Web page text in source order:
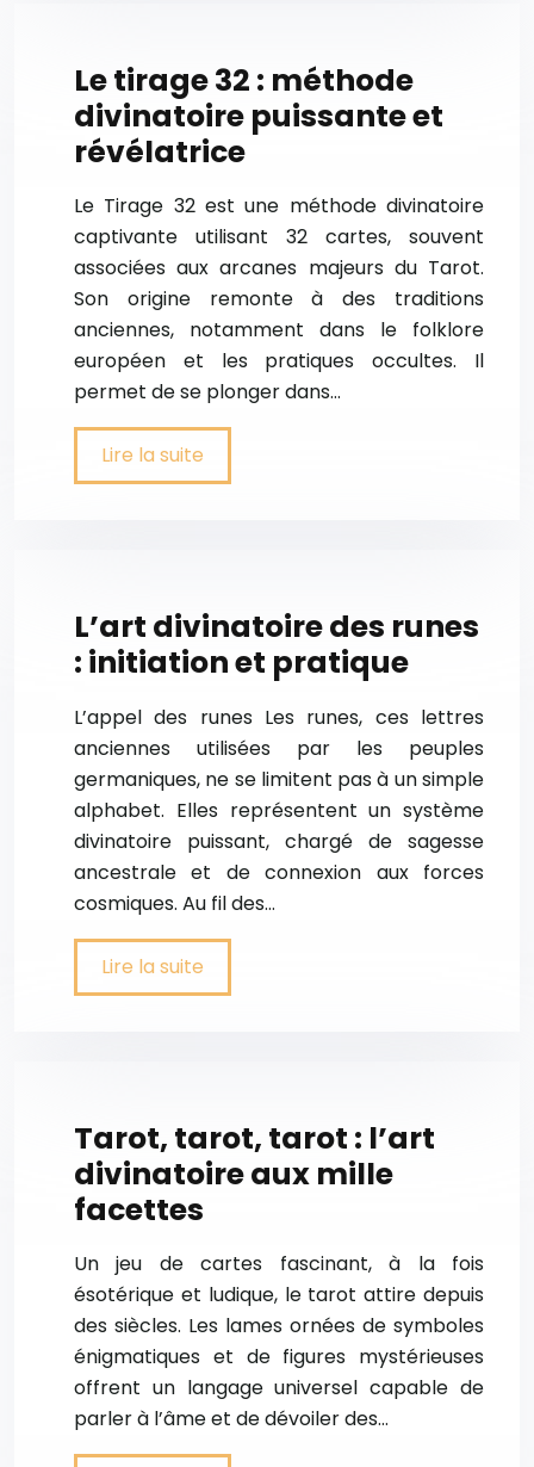
Le tirage 32 : méthode
divinatoire puissante et
révélatrice
Le Tirage 32 est une méthode divinatoire
captivante utilisant 32 cartes, souvent
associées aux arcanes majeurs du Tarot.
Son origine remonte à des traditions
anciennes, notamment dans le folklore
européen et les pratiques occultes. Il
permet de se plonger dans…
Lire la suite
L’art divinatoire des runes
: initiation et pratique
L’appel des runes Les runes, ces lettres
anciennes utilisées par les peuples
germaniques, ne se limitent pas à un simple
alphabet. Elles représentent un système
divinatoire puissant, chargé de sagesse
ancestrale et de connexion aux forces
cosmiques. Au fil des…
Lire la suite
Tarot, tarot, tarot : l’art
divinatoire aux mille
facettes
Un jeu de cartes fascinant, à la fois
ésotérique et ludique, le tarot attire depuis
des siècles. Les lames ornées de symboles
énigmatiques et de figures mystérieuses
offrent un langage universel capable de
parler à l’âme et de dévoiler des…